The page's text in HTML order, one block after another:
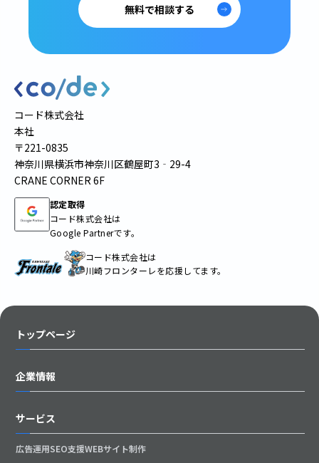
無料で相談する
コード株式会社
本社
〒221-0835
神奈川県横浜市神奈川区鶴屋町3‐29-4
CRANE CORNER 6F
認定取得
コード株式会社は
Google Partnerです。
コード株式会社は
川崎フロンターレを応援してます。
トップページ
企業情報
サービス
広告運用SEO支援WEBサイト制作